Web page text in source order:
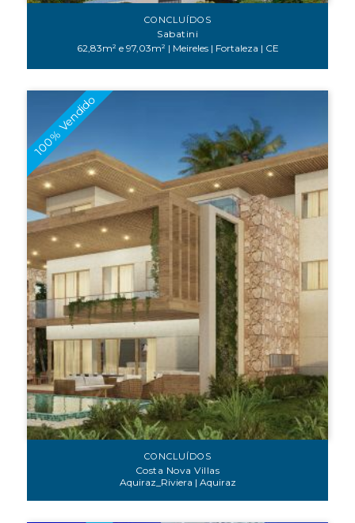
CONCLUÍDOS
Sabatini
6 2,83m² e 97,03m² | Meireles | Fortaleza | CE
100% Vendido
CONCLUÍDOS
Costa Nova Villas
Aquiraz_Riviera | Aquiraz